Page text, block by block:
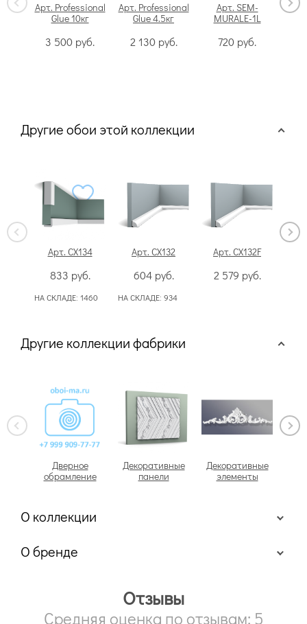
Арт. Professional
Glue 10кг
3 500 руб.
Арт. Professional
Glue 4.5кг
2 130 руб.
Арт. SEM-
MURALE-1L
720 руб.
Другие обои этой коллекции
Арт. CX134
833 руб.
НА СКЛАДЕ: 1460
Арт. CX132
604 руб.
НА СКЛАДЕ: 934
Арт. CX132F
2 579 руб.
Другие коллекции фабрики
Дверное
обрамление
Декоративные
панели
Декоративные
элементы
О коллекции
О бренде
Отзывы
Средняя оценка по отзывам: 5